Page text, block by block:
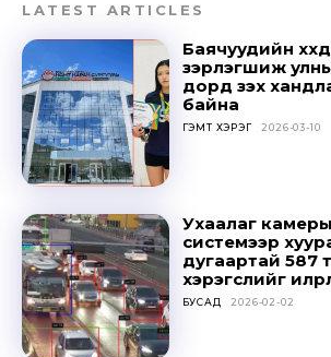
LATEST ARTICLES
Баячуудийн
зэрлэгшиж
дорд үзэх
байна
ГЭМТ ХЭРЭГ 2026-03-10
Ухаалаг
системээр
дугаартай 587
хэрэгслийг
БУСАД 2026-02-02